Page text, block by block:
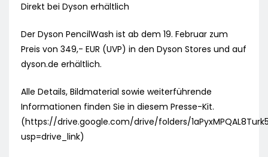
Direkt bei Dyson erhältlich
Der Dyson PencilWash ist ab dem 19. Februar zum
Preis von 349,- EUR (UVP) in den Dyson Stores und auf
dyson.de erhältlich.
Alle Details, Bildmaterial sowie weiterführende
Informationen finden Sie in diesem Presse-Kit.
(https://drive.google.com/drive/folders/
usp=drive_link)